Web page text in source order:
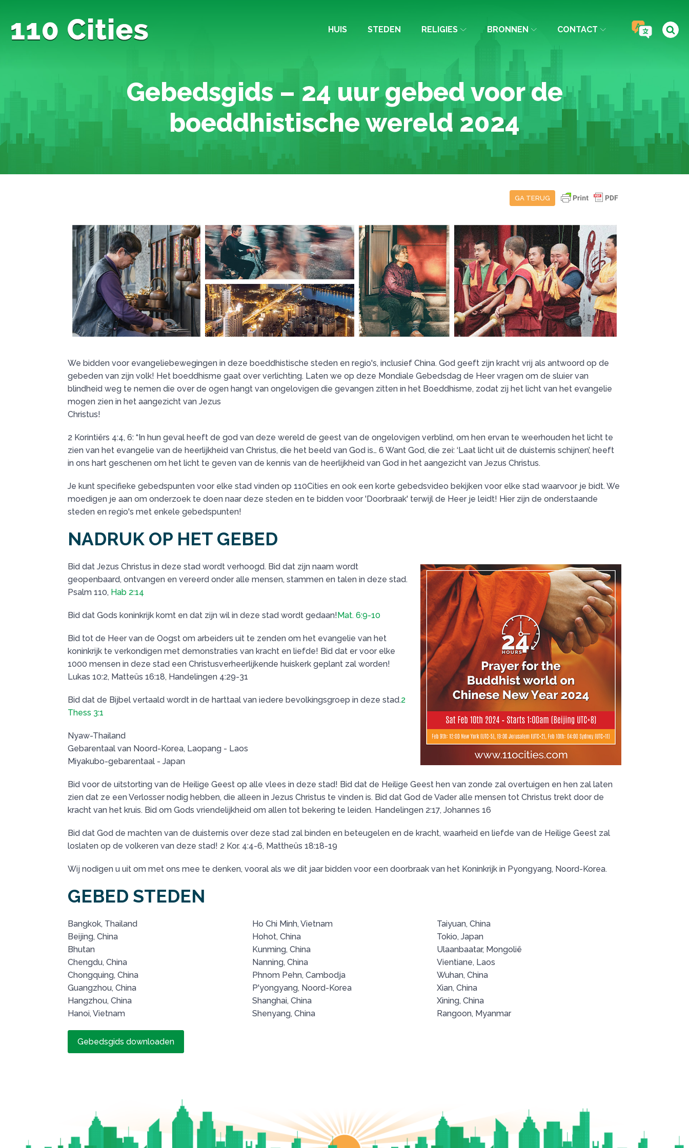
HUIS STEDEN RELIGIES BRONNEN CONTACT
Gebedsgids – 24 uur gebed voor de
boeddhistische wereld 2024
GA TERUG
We bidden voor evangeliebewegingen in deze boeddhistische steden en regio's, inclusief China. God geeft zijn kracht vrij als antwoord op de
gebeden van zijn volk! Het boeddhisme gaat over verlichting. Laten we op deze Mondiale Gebedsdag de Heer vragen om de sluier van
blindheid weg te nemen die over de ogen hangt van ongelovigen die gevangen zitten in het Boeddhisme, zodat zij het licht van het evangelie
mogen zien in het aangezicht van Jezus
Christus!
2 Korintiërs 4:4, 6: “In hun geval heeft de god van deze wereld de geest van de ongelovigen verblind, om hen ervan te weerhouden het licht te
zien van het evangelie van de heerlijkheid van Christus, die het beeld van God is… 6 Want God, die zei: ‘Laat licht uit de duisternis schijnen’, heeft
in ons hart geschenen om het licht te geven van de kennis van de heerlijkheid van God in het aangezicht van Jezus Christus.
Je kunt specifieke gebedspunten voor elke stad vinden op 110Cities en ook een korte gebedsvideo bekijken voor elke stad waarvoor je bidt. We
moedigen je aan om onderzoek te doen naar deze steden en te bidden voor 'Doorbraak' terwijl de Heer je leidt! Hier zijn de onderstaande
steden en regio's met enkele gebedspunten!
NADRUK OP HET GEBED
Bid dat Jezus Christus in deze stad wordt verhoogd. Bid dat zijn naam wordt
geopenbaard, ontvangen en vereerd onder alle mensen, stammen en talen in deze stad.
Psalm 110, Hab 2:14
Bid dat Gods koninkrijk komt en dat zijn wil in deze stad wordt gedaan!Mat. 6:9-10
Bid tot de Heer van de Oogst om arbeiders uit te zenden om het evangelie van het
koninkrijk te verkondigen met demonstraties van kracht en liefde! Bid dat er voor elke
1000 mensen in deze stad een Christusverheerlijkende huiskerk geplant zal worden!
Lukas 10:2, Matteüs 16:18, Handelingen 4:29-31
Bid dat de Bijbel vertaald wordt in de harttaal van iedere bevolkingsgroep in deze stad.2
Thess 3:1
Nyaw-Thailand
Gebarentaal van Noord-Korea, Laopang - Laos
Miyakubo-gebarentaal - Japan
Bid voor de uitstorting van de Heilige Geest op alle vlees in deze stad! Bid dat de Heilige Geest hen van zonde zal overtuigen en hen zal laten
zien dat ze een Verlosser nodig hebben, die alleen in Jezus Christus te vinden is. Bid dat God de Vader alle mensen tot Christus trekt door de
kracht van het kruis. Bid om Gods vriendelijkheid om allen tot bekering te leiden. Handelingen 2:17, Johannes 16
Bid dat God de machten van de duisternis over deze stad zal binden en beteugelen en de kracht, waarheid en liefde van de Heilige Geest zal
loslaten op de volkeren van deze stad! 2 Kor. 4:4-6, Mattheüs 18:18-19
Wij nodigen u uit om met ons mee te denken, vooral als we dit jaar bidden voor een doorbraak van het Koninkrijk in Pyongyang, Noord-Korea.
GEBED STEDEN
Bangkok, Thailand
Beijing, China
Bhutan
Chengdu, China
Chongquing, China
Guangzhou, China
Hangzhou, China
Hanoi, Vietnam
Ho Chi Minh, Vietnam
Hohot, China
Kunming, China
Nanning, China
Phnom Pehn, Cambodja
P'yongyang, Noord-Korea
Shanghai, China
Shenyang, China
Taiyuan, China
Tokio, Japan
Ulaanbaatar, Mongolië
Vientiane, Laos
Wuhan, China
Xian, China
Xining, China
Rangoon, Myanmar
Gebedsgids downloaden